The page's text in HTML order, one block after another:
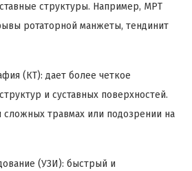
структуры. Например, МРТ
ротаторной манжеты, тендинит
(КТ): дает более четкое
и суставных поверхностей.
сложных травмах или подозрении на
(УЗИ): быстрый и